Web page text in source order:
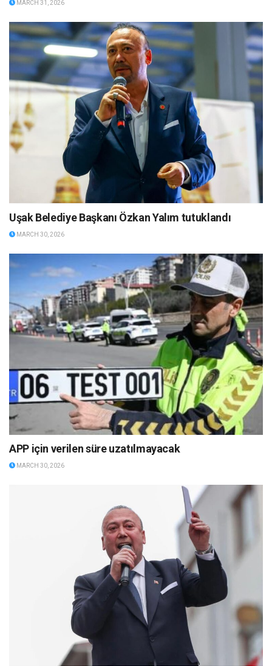
MARCH 31, 2026
Uşak Belediye Başkanı Özkan Yalım tutuklandı
MARCH 30, 2026
APP için verilen süre uzatılmayacak
MARCH 30, 2026